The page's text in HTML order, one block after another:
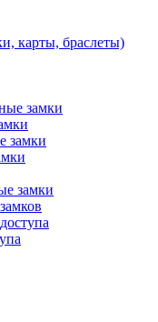
карты, браслеты)
замки
замки
замки